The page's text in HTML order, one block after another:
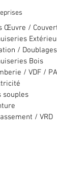
Œuvre /
/ Doublages
Bois
/ VDF /
souples
/ VRD